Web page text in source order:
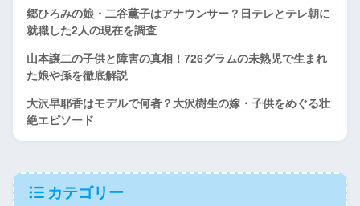
郷ひろみの娘・二谷薫子はアナウンサー？日テレとテレ朝に
就職した2人の現在を調査
山本譲二の子供と障害の真相！726グラムの未熟児で生まれ
た娘や孫を徹底解説
大沢早耶香はモデルで何者？大沢樹生の嫁・子供をめぐる壮
絶エピソード
カテゴリー